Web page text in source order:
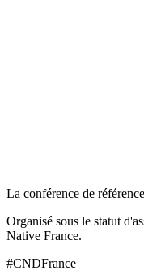
La conférence de
Organisé sous le statut
Native France.
#CNDFrance